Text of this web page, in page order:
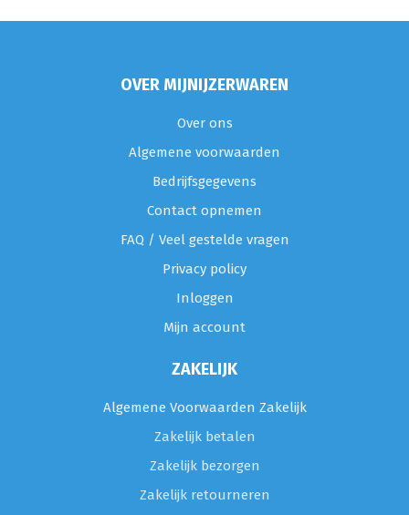
OVER MIJNIJZERWAREN
Over ons
Algemene voorwaarden
Bedrijfsgegevens
Contact opnemen
FAQ / Veel gestelde vragen
Privacy policy
Inloggen
Mijn account
ZAKELIJK
Algemene Voorwaarden Zakelijk
Zakelijk betalen
Zakelijk bezorgen
Zakelijk retourneren